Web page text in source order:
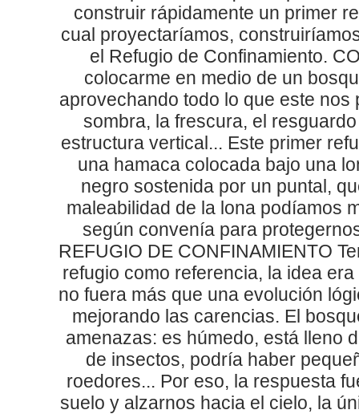
construir rápidamente un primer
cual proyectaríamos,
el Refugio de Confinamiento.
colocarme en medio de un
aprovechando todo lo que este nos
sombra, la frescura, el
estructura vertical... Este primer
una hamaca colocada bajo una
negro sostenida por un puntal,
maleabilidad de la lona podíamos
según convenía para
REFUGIO DE CONFINAMIENTO
refugio como referencia, la idea
no fuera más que una evolución
mejorando las carencias. El
amenazas: es húmedo, está lleno
de insectos, podría haber
roedores... Por eso, la respuesta
suelo y alzarnos hacia el cielo, la